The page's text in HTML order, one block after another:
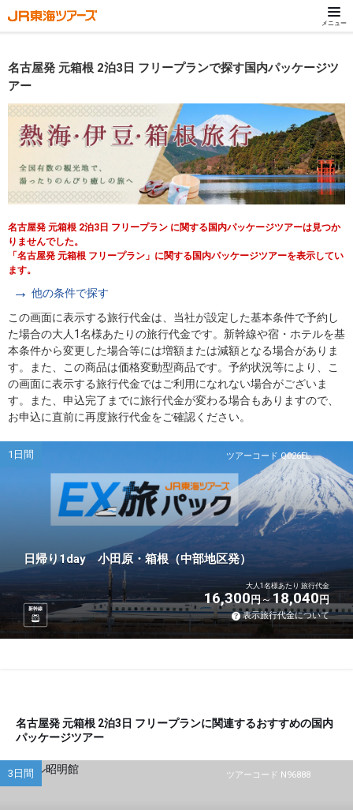
メニュー
名古屋発 元箱根 2泊3日 フリープランで探す国内パッケージツ
アー
名古屋発 元箱根 2泊3日 フリープラン に関する国内パッケージツアーは見つか
りませんでした。
「名古屋発 元箱根 フリープラン」に関する国内パッケージツアーを表示してい
ます。
他の条件で探す
この画面に表示する旅行代金は、当社が設定した基本条件で予約し
た場合の大人1名様あたりの旅行代金です。新幹線や宿・ホテルを基
本条件から変更した場合等には増額または減額となる場合がありま
す。また、この商品は価格変動型商品です。予約状況等により、こ
の画面に表示する旅行代金ではご利用になれない場合がございま
す。また、申込完了までに旅行代金が変わる場合もありますので、
お申込に直前に再度旅行代金をご確認ください。
ツアーコード Q026EL
1日間
日帰り1day 小田原・箱根（中部地区発）
新幹線
大人1名様あたり 旅行代金
16,300円 18,040円
表示旅行代金について
名古屋発 元箱根 2泊3日 フリープランに関連するおすすめの国内
パッケージツアー
ツアーコード N96888
3日間